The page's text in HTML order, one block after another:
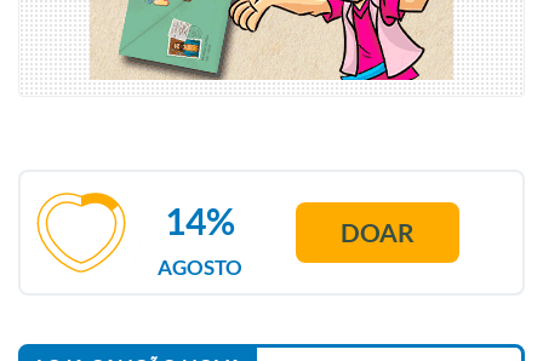
AGOSTO
14% DOAR